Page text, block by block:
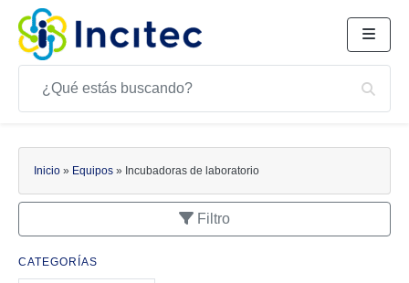
Buscar
Buscar
Inicio » Equipos » Incubadoras de laboratorio
Filtro
CATEGORÍAS